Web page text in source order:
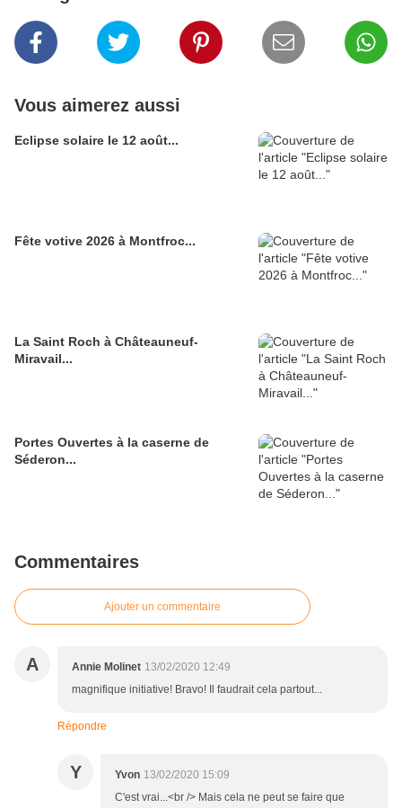
Vous aimerez aussi
Eclipse solaire le 12 août...
Fête votive 2026 à Montfroc...
La Saint Roch à Châteauneuf-
Miravail...
Portes Ouvertes à la caserne de
Séderon...
Commentaires
Ajouter un commentaire
A Annie Molinet 13/02/2020 12:49
magnifique initiative! Bravo! Il faudrait cela partout...
Répondre
Y Yvon 13/02/2020 15:09
C'est vrai...<br /> Mais cela ne peut se faire que